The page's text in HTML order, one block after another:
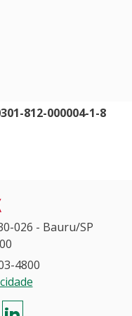
812-000004-1-8
026 - Bauru/SP
4800